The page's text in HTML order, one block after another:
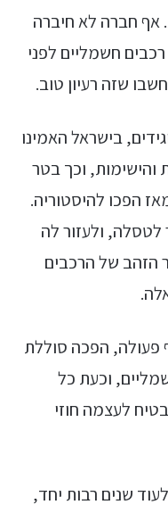
אף חברה לא חיברה
רכבים חשמליים לפני
שזה רעיון טוב.
בישראל האמינו
והישימות, וכך בטר
הפכו להיסטוריה.
ולעזור לה
הזהב של הרכבים
פעולה, הפכה סוללת
וכעת כל
לעצמה חוזי
שנים רבות יחד,